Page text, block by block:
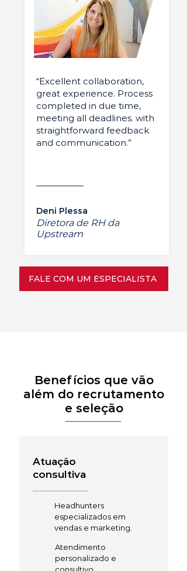
“Excellent collaboration,
great experience. Process
completed in due time,
meeting all deadlines. with
straightforward feedback
and communication.”
Deni Plessa
Diretora de RH da
Upstream
FALE COM UM ESPECIALISTA
Benefícios que vão
além do recrutamento
e seleção
Atuação
consultiva
Headhunters
especializados em
vendas e marketing.
Atendimento
personalizado e